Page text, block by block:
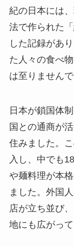
紀の日本には
法で作られた
した記録があ
た人々の食べ
は至りませんで
日本が鎖国体
国との通商が
住みました。
入し、中でも
や麺料理が本
ました。外国
店が立ち並び
地にも広がって